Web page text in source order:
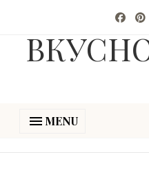
MENU